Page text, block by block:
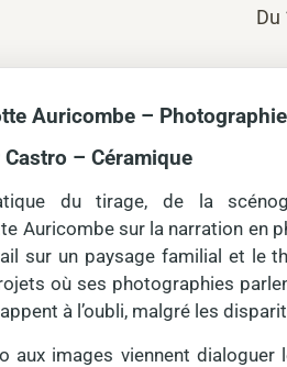
Du
Auricombe – Photographie
Castro – Céramique
du tirage, de la
Auricombe sur la narration en
sur un paysage familial et le
où ses photographies
à l’oubli, malgré les
aux images viennent